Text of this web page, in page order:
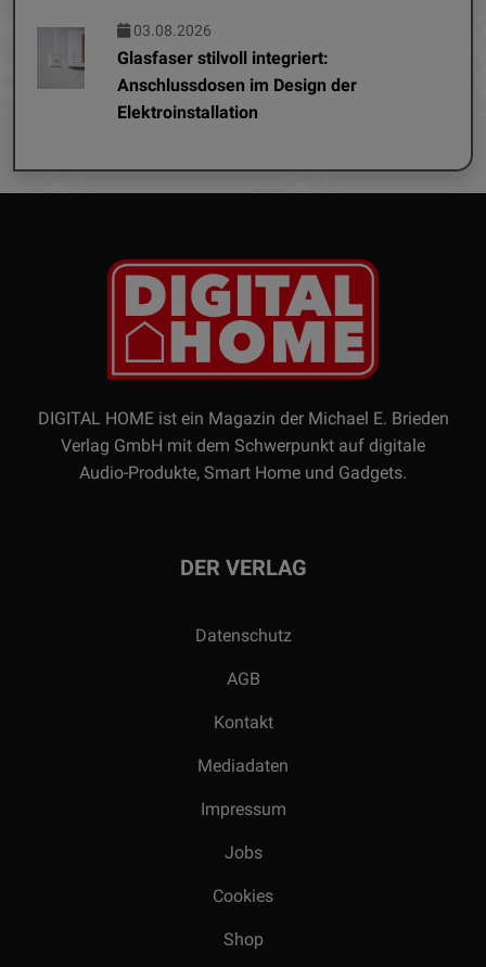
03.08.2026
Glasfaser stilvoll integriert:
Anschlussdosen im Design der
Elektroinstallation
DIGITAL HOME ist ein Magazin der Michael E. Brieden
Verlag GmbH mit dem Schwerpunkt auf digitale
Audio-Produkte, Smart Home und Gadgets.
DER VERLAG
Datenschutz
AGB
Kontakt
Mediadaten
Impressum
Jobs
Cookies
Shop